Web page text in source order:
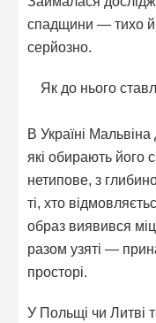
спадщини — тихо й
серйозно.
Як до нього
В Україні Мальвіна
які обирають
нетипове, з
ті, хто
образ виявився
разом узяті —
просторі.
У Польщі чи Литві